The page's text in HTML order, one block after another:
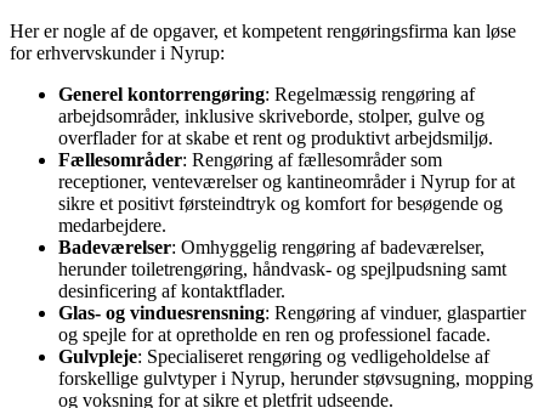
Her er nogle af de opgaver, et kompetent rengøringsfirma kan løse
for erhvervskunder i Nyrup:
Generel kontorrengøring: Regelmæssig rengøring af
arbejdsområder, inklusive skriveborde, stolper, gulve og
overflader for at skabe et rent og produktivt arbejdsmiljø.
Fællesområder: Rengøring af fællesområder som
receptioner, venteværelser og kantineområder i Nyrup for at
sikre et positivt førsteindtryk og komfort for besøgende og
medarbejdere.
Badeværelser: Omhyggelig rengøring af badeværelser,
herunder toiletrengøring, håndvask- og spejlpudsning samt
desinficering af kontaktflader.
Glas- og vinduesrensning: Rengøring af vinduer, glaspartier
og spejle for at opretholde en ren og professionel facade.
Gulvpleje: Specialiseret rengøring og vedligeholdelse af
forskellige gulvtyper i Nyrup, herunder støvsugning, mopping
og voksning for at sikre et pletfrit udseende.